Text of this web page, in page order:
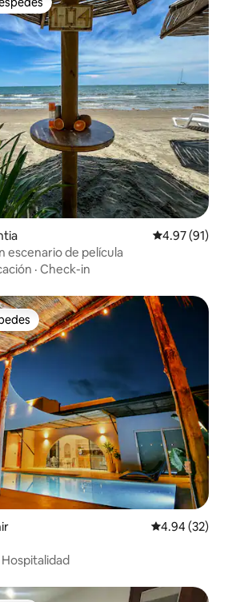
preferido
Calificación
4.97 (91)
escenario de película
· Check-in
Calificación
4.94 (32)
Hospitalidad